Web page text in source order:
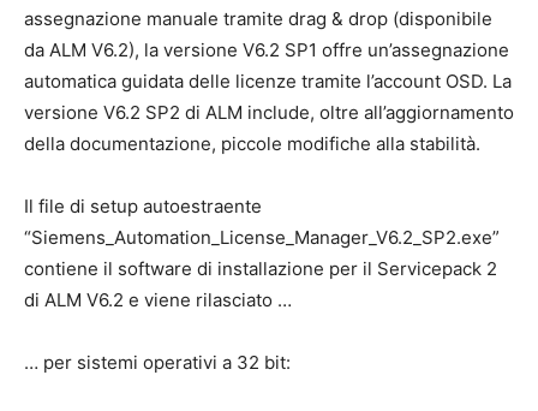
assegnazione manuale tramite drag & drop (disponibile
da ALM V6.2), la versione V6.2 SP1 offre un’assegnazione
automatica guidata delle licenze tramite l’account OSD. La
versione V6.2 SP2 di ALM include, oltre all’aggiornamento
della documentazione, piccole modifiche alla stabilità.
Il file di setup autoestraente
“Siemens_Automation_License_Manager_V6.2_SP2.exe”
contiene il software di installazione per il Servicepack 2
di ALM V6.2 e viene rilasciato …
… per sistemi operativi a 32 bit: